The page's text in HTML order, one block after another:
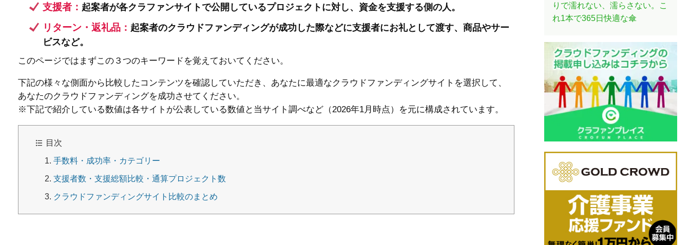
支援者： 起案者が各クラファンサイトで公開しているプロジェクトに対し、資金を支援する側の人。
リターン・返礼品： 起案者のクラウドファンディングが成功した際などに支援者にお礼として渡す、商品やサー
ビスなど。
このページではまずこの３つのキーワードを覚えておいてください。
下記の様々な側面から比較したコンテンツを確認していただき、あなたに最適なクラウドファンディングサイトを選択して、
あなたのクラウドファンディングを成功させてください。
※下記で紹介している数値は各サイトが公表している数値と当サイト調べなど（2026年1月時点）を元に構成されています。
目次
手数料・成功率・カテゴリー
支援者数・支援総額比較・通算プロジェクト数
クラウドファンディングサイト比較のまとめ
りで濡れない、濡らさない。こ
れ1本で365日快適な傘